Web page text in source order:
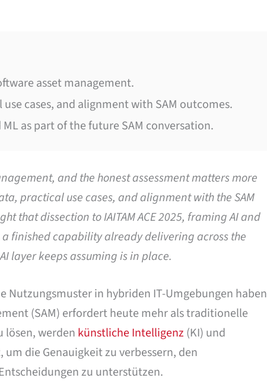
asset management.
cases, and alignment with SAM outcomes.
ML as part of the future SAM conversation.
and the honest assessment matters more
practical use cases, and alignment with the SAM
that dissection to IAITAM ACE 2025, framing AI and
finished capability already delivering across the
layer keeps assuming is in place.
in hybriden IT-Umgebungen haben
(SAM) erfordert heute mehr als traditionelle
lösen, werden künstliche Intelligenz (KI) und
die Genauigkeit zu verbessern, den
zu unterstützen.